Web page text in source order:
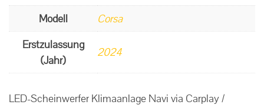
Modell
Corsa
Erstzulassung
(Jahr)
2024
LED-Scheinwerfer Klimaanlage Navi via Carplay /